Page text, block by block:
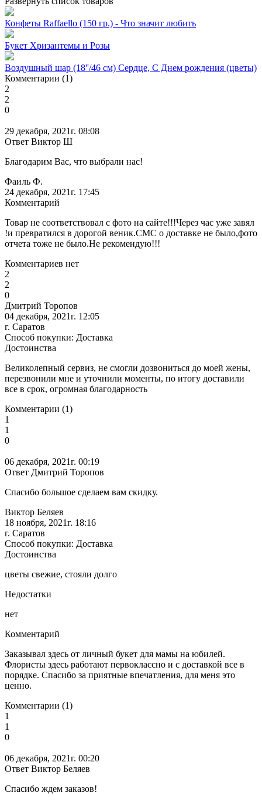
Конфеты Raffaello (150 гр.) - Что значит любить
Букет Хризантемы и Розы
Воздушный шар (18''/46 см) Сердце, С Днем рождения (цветы)
Комментарии (1)
2
2
0
29 декабря, 2021г. 08:08
Ответ Виктор Ш
Благодарим Вас, что выбрали нас!
Фаиль Ф.
24 декабря, 2021г. 17:45
Комментарий
Товар не соответствовал с фото на сайте!!!Через час уже завял
!и превратился в дорогой веник.СМС о доставке не было,фото
отчета тоже не было.Не рекомендую!!!
Комментариев нет
2
2
0
Дмитрий Торопов
04 декабря, 2021г. 12:05
г. Саратов
Способ покупки: Доставка
Достоинства
Великолепный сервиз, не смогли дозвониться до моей жены,
перезвонили мне и уточнили моменты, по итогу доставили
все в срок, огромная благодарность
Комментарии (1)
1
1
0
06 декабря, 2021г. 00:19
Ответ Дмитрий Торопов
Спасибо большое сделаем вам скидку.
Виктор Беляев
18 ноября, 2021г. 18:16
г. Саратов
Способ покупки: Доставка
Достоинства
цветы свежие, стояли долго
Недостатки
нет
Комментарий
Заказывал здесь от личный букет для мамы на юбилей.
Флористы здесь работают первоклассно и с доставкой все в
порядке. Спасибо за приятные впечатления, для меня это
ценно.
Комментарии (1)
1
1
0
06 декабря, 2021г. 00:20
Ответ Виктор Беляев
Спасибо ждем заказов!